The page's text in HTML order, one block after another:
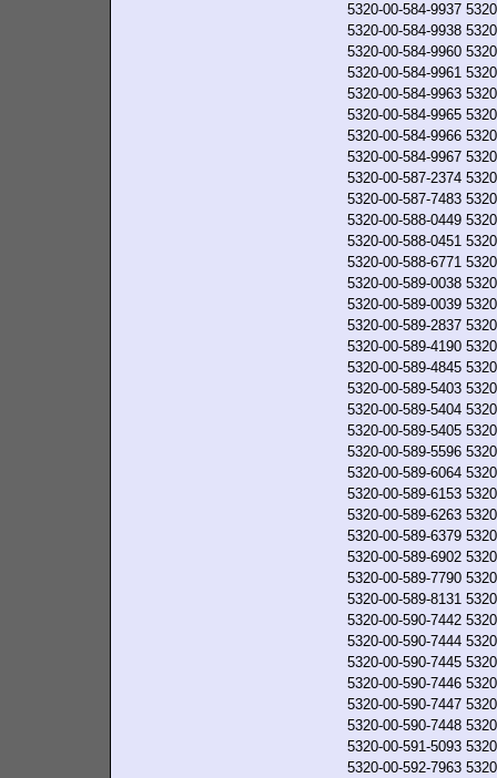
5320-00-584-9937
5320-00-584-9938
5320-00-584-9960
5320-00-584-9961
5320-00-584-9963
5320-00-584-9965
5320-00-584-9966
5320-00-584-9967
5320-00-587-2374
5320-00-587-7483
5320-00-588-0449
5320-00-588-0451
5320-00-588-6771
5320-00-589-0038
5320-00-589-0039
5320-00-589-2837
5320-00-589-4190
5320-00-589-4845
5320-00-589-5403
5320-00-589-5404
5320-00-589-5405
5320-00-589-5596
5320-00-589-6064
5320-00-589-6153
5320-00-589-6263
5320-00-589-6379
5320-00-589-6902
5320-00-589-7790
5320-00-589-8131
5320-00-590-7442
5320-00-590-7444
5320-00-590-7445
5320-00-590-7446
5320-00-590-7447
5320-00-590-7448
5320-00-591-5093
5320-00-592-7963